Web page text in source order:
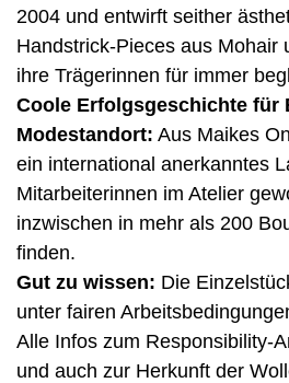
2004 und entwirft seither
Handstrick-Pieces aus Mohair
ihre Trägerinnen für immer
Coole Erfolgsgeschichte für
Modestandort: Aus Maikes
ein international anerkanntes
Mitarbeiterinnen im Atelier
inzwischen in mehr als 200
finden.
Gut zu wissen: Die
unter fairen
Alle Infos zum Responsibility-
und auch zur Herkunft der